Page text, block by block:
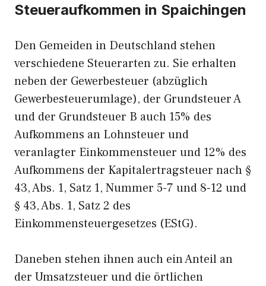
Steueraufkommen in Spaichingen
Den Gemeiden in Deutschland stehen
verschiedene Steuerarten zu. Sie erhalten
neben der Gewerbesteuer (abzüglich
Gewerbesteuerumlage), der Grundsteuer A
und der Grundsteuer B auch 15% des
Aufkommens an Lohnsteuer und
veranlagter Einkommensteuer und 12% des
Aufkommens der Kapitalertragsteuer nach §
43, Abs. 1, Satz 1, Nummer 5-7 und 8-12 und
§ 43, Abs. 1, Satz 2 des
Einkommensteuergesetzes (EStG).
Daneben stehen ihnen auch ein Anteil an
der Umsatzsteuer und die örtlichen